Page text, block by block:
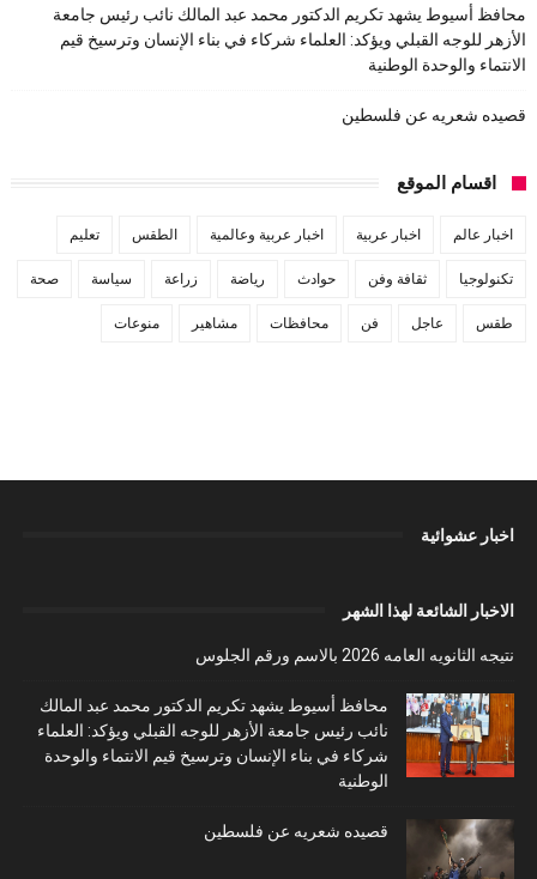
محافظ أسيوط يشهد تكريم الدكتور محمد عبد المالك نائب رئيس جامعة
الأزهر للوجه القبلي ويؤكد: العلماء شركاء في بناء الإنسان وترسيخ قيم
الانتماء والوحدة الوطنية
قصيده شعريه عن فلسطين
اقسام الموقع
اخبار عالم اخبار عربية اخبار عربية وعالمية الطقس تعليم
تكنولوجيا ثقافة وفن حوادث رياضة زراعة سياسة صحة
طقس عاجل فن محافظات مشاهير منوعات
اخبار عشوائية
الاخبار الشائعة لهذا الشهر
نتيجه الثانويه العامه 2026 بالاسم ورقم الجلوس
محافظ أسيوط يشهد تكريم الدكتور محمد عبد المالك
نائب رئيس جامعة الأزهر للوجه القبلي ويؤكد: العلماء
شركاء في بناء الإنسان وترسيخ قيم الانتماء والوحدة
الوطنية
قصيده شعريه عن فلسطين